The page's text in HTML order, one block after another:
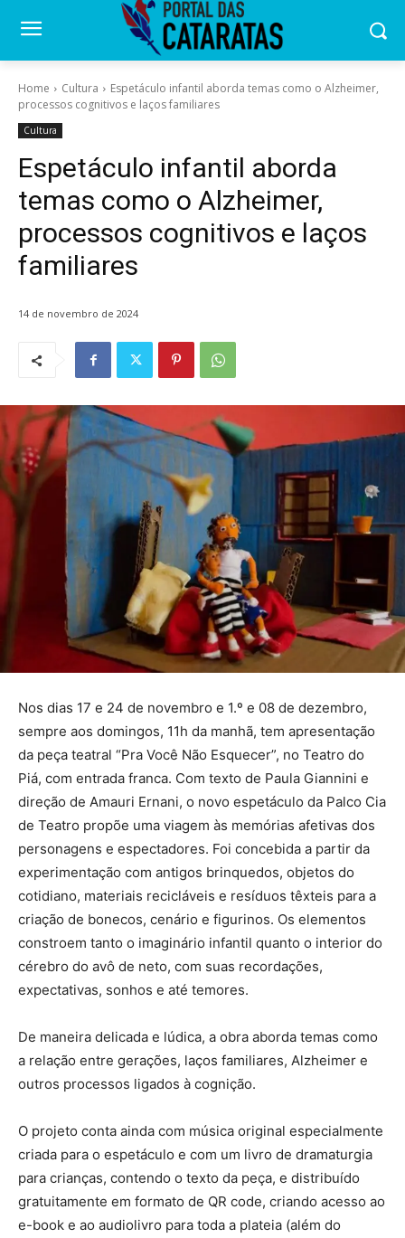
Home Cultura
Espetáculo infantil aborda temas como o Alzheimer,
processos cognitivos e laços familiares
Cultura
Espetáculo infantil aborda
temas como o Alzheimer,
processos cognitivos e laços
familiares
14 de novembro de 2024
Nos dias 17 e 24 de novembro e 1.º e 08 de dezembro,
sempre aos domingos, 11h da manhã, tem apresentação
da peça teatral “Pra Você Não Esquecer”, no Teatro do
Piá, com entrada franca. Com texto de Paula Giannini e
direção de Amauri Ernani, o novo espetáculo da Palco Cia
de Teatro propõe uma viagem às memórias afetivas dos
personagens e espectadores. Foi concebida a partir da
experimentação com antigos brinquedos, objetos do
cotidiano, materiais recicláveis e resíduos têxteis para a
criação de bonecos, cenário e figurinos. Os elementos
constroem tanto o imaginário infantil quanto o interior do
cérebro do avô de neto, com suas recordações,
expectativas, sonhos e até temores.
De maneira delicada e lúdica, a obra aborda temas como
a relação entre gerações, laços familiares, Alzheimer e
outros processos ligados à cognição.
O projeto conta ainda com música original especialmente
criada para o espetáculo e com um livro de dramaturgia
para crianças, contendo o texto da peça, e distribuído
gratuitamente em formato de QR code, criando acesso ao
e-book e ao audiolivro para toda a plateia (além do